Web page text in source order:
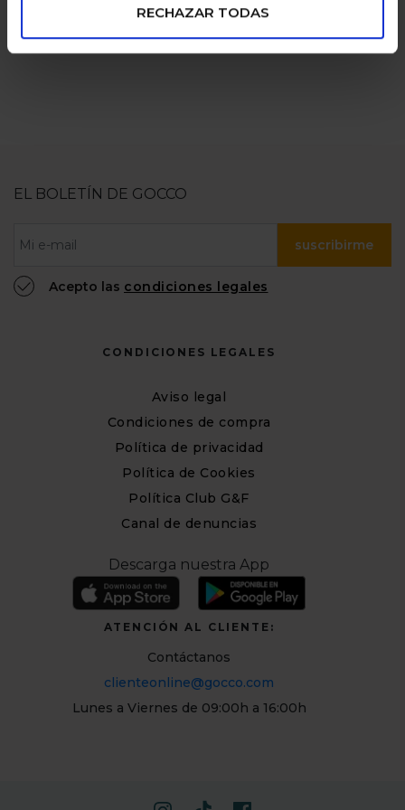
RECHAZAR TODAS
EL BOLETÍN DE GOCCO
suscribirme
Acepto las condiciones legales
CONDICIONES LEGALES
Aviso legal
Condiciones de compra
Política de privacidad
Política de Cookies
Política Club G&F
Canal de denuncias
Descarga nuestra App
ATENCIÓN AL CLIENTE:
Contáctanos
clienteonline@gocco.com
Lunes a Viernes de 09:00h a 16:00h